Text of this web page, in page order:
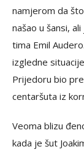
namjerom da
našao u šansi,
tima Emil
izgledne
Prijedoru bio
centaršuta iz
Veoma blizu
kada je šut